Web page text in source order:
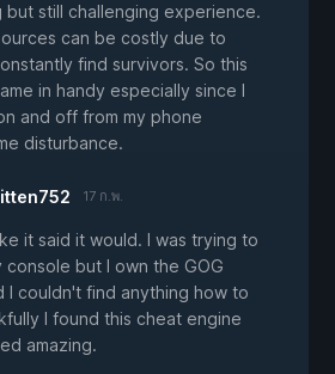
but still challenging experience.
can be costly due to
find survivors. So this
in handy especially since I
and off from my phone
disturbance.
17 ก.พ.
it said it would. I was trying to
console but I own the GOG
I couldn't find anything how to
I found this cheat engine
amazing.